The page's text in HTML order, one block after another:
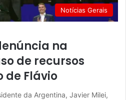
Notícias Gerais
na
de recursos
de Flávio
da Argentina, Javier Milei,